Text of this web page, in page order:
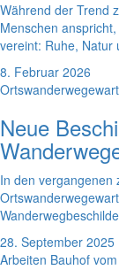
Während der Trend
Menschen
vereint: Ruhe, Natur
8. Februar 2026
Neue
In den vergangenen
28. September 2025
Arbeiten Bauhof